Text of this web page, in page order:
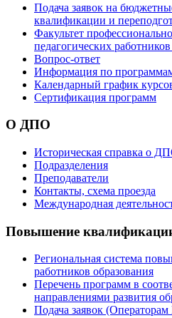
Подача заявок на
квалификации и
Факультет
педагогических
Вопрос-ответ
Информация по
Календарный график
Сертификация программ
О ДПО
Историческая справка о
Подразделения
Преподаватели
Контакты, схема проезда
Международная
Повышение
Региональная система
работников образования
Перечень программ в
направлениями развития
Подача заявок